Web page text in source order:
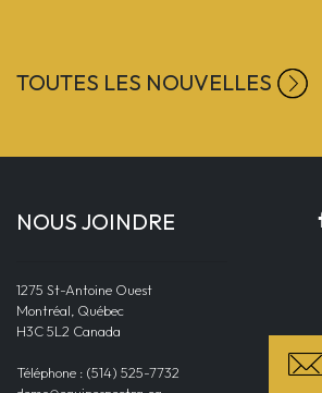
TOUTES LES NOUVELLES
NOUS JOINDRE
1275 St-Antoine Ouest
Montréal, Québec
H3C 5L2 Canada
Téléphone : (514) 525-7732